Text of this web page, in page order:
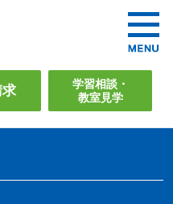
求
学習相談・
教室見学